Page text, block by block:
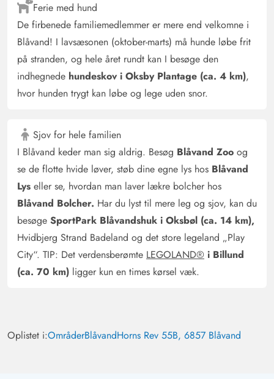
Ferie med hund
De firbenede familiemedlemmer er mere end velkomne i
Blåvand! I lavsæsonen (oktober-marts) må hunde løbe frit
på stranden, og hele året rundt kan I besøge den
indhegnede hundeskov i Oksby Plantage (ca. 4 km),
hvor hunden trygt kan løbe og lege uden snor.
Sjov for hele familien
I Blåvand keder man sig aldrig. Besøg Blåvand Zoo og
se de flotte hvide løver, støb dine egne lys hos Blåvand
Lys eller se, hvordan man laver lækre bolcher hos
Blåvand Bolcher. Har du lyst til mere leg og sjov, kan du
besøge SportPark Blåvandshuk i Oksbøl (ca. 14 km),
Hvidbjerg Strand Badeland og det store legeland „Play
City“. TIP: Det verdensberømte LEGOLAND® i Billund
(ca. 70 km) ligger kun en times kørsel væk.
Oplistet i:OmråderBlåvandHorns Rev 55B, 6857 Blåvand